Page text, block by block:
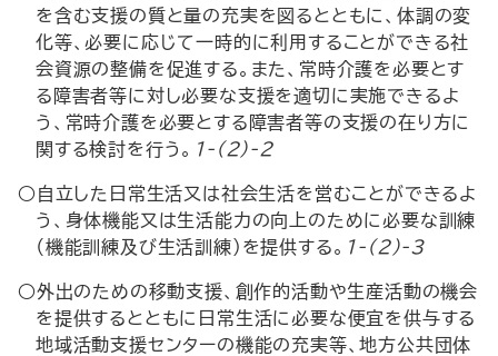
を含む支援の質と量の充実を図るとともに、体調の変
化等、必要に応じて一時的に利用することができる社
会資源の整備を促進する。また、常時介護を必要とす
る障害者等に対し必要な支援を適切に実施できるよ
う、常時介護を必要とする障害者等の支援の在り方に
関する検討を行う。 1-(2)-2
○自立した日常生活又は社会生活を営むことができるよ
う、身体機能又は生活能力の向上のために必要な訓練
（機能訓練及び生活訓練）を提供する。 1-(2)-3
○外出のための移動支援、創作的活動や生産活動の機会
を提供するとともに日常生活に必要な便宜を供与する
地域活動支援センターの機能の充実等、地方公共団体